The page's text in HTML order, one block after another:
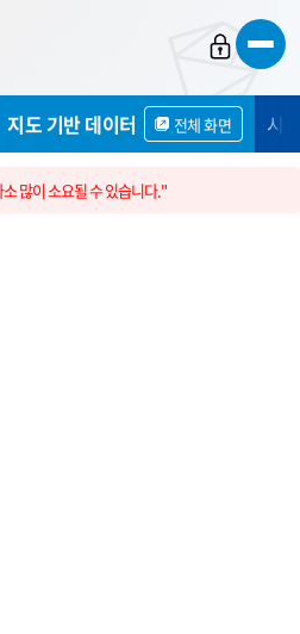
지도 기반 데이터 전체 화면 시
많이 소요될 수 있습니다."